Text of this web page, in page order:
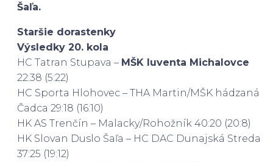
Šaľa.
Staršie dorastenky
Výsledky 20. kola
HC Tatran Stupava – MŠK Iuventa Michalovce
22:38 (5:22)
HC Sporta Hlohovec – THA Martin/MŠK hádzaná
Čadca 29:18 (16:10)
HK AS Trenčín – Malacky/Rohožník 40:20 (20:8)
HK Slovan Duslo Šaľa – HC DAC Dunajská Streda
37:25 (19:12)